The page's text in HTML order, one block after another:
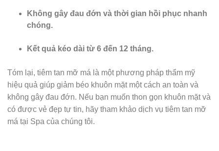
Không gây đau đớn và thời gian hồi phục nhanh
chóng.
Kết quả kéo dài từ 6 đến 12 tháng.
Tóm lại, tiêm tan mỡ má là một phương pháp thẩm mỹ
hiệu quả giúp giảm béo khuôn mặt một cách an toàn và
không gây đau đớn. Nếu bạn muốn thon gọn khuôn mặt và
có được vẻ đẹp tự tin, hãy tham khảo dịch vụ tiêm tan mỡ
má tại Spa của chúng tôi.